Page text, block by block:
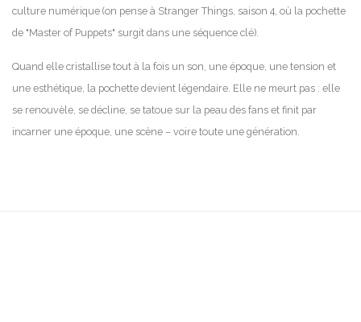
culture numérique (on pense à Stranger Things, saison 4, où la pochette
de "Master of Puppets" surgit dans une séquence clé).
Quand elle cristallise tout à la fois un son, une époque, une tension et
une esthétique, la pochette devient légendaire. Elle ne meurt pas : elle
se renouvèle, se décline, se tatoue sur la peau des fans et finit par
incarner une époque, une scène – voire toute une génération.